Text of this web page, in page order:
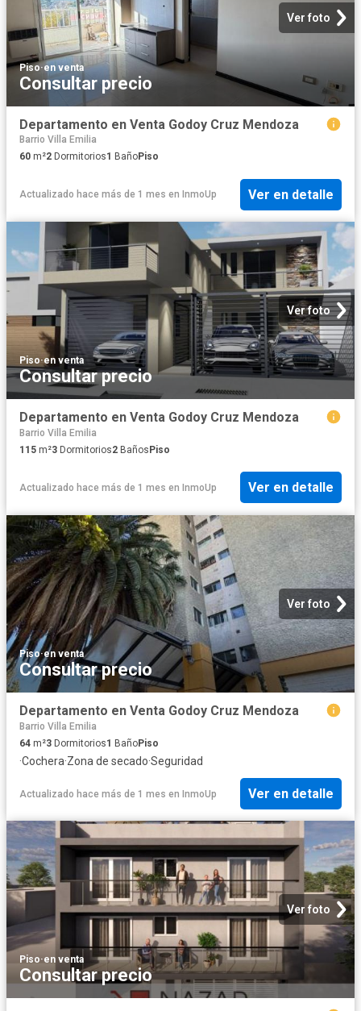
Ver foto
Piso·en venta
Consultar precio
Departamento en Venta Godoy Cruz Mendoza
Barrio Villa Emilia
60 m²2 Dormitorios1 BañoPiso
Actualizado hace más de 1 mes en InmoUp Ver en detalle
Ver foto
Piso·en venta
Consultar precio
Departamento en Venta Godoy Cruz Mendoza
Barrio Villa Emilia
115 m²3 Dormitorios2 Baños Piso
Actualizado hace más de 1 mes en InmoUp Ver en detalle
Ver foto
Piso·en venta
Consultar precio
Departamento en Venta Godoy Cruz Mendoza
Barrio Villa Emilia
64 m²3 Dormitorios1 BañoPiso
·Cochera·Zona de secado·Seguridad
Actualizado hace más de 1 mes en InmoUp Ver en detalle
Ver foto
Piso·en venta
Consultar precio